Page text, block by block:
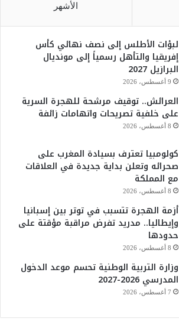
الأشهر
لبؤات الأطلس إلى نصف نهائي كأس
إفريقيا والتأهل رسمياً إلى مونديال
البرازيل 2027
9 أغسطس، 2026
العرائش.. توقيف مرشحة للهجرة السرية
على خلفية تصريحات واتهامات زائفة
8 أغسطس، 2026
كولومبيا تعترف بسيادة المغرب على
صحرائه وتعلن بداية جديدة في العلاقات
مع المملكة
8 أغسطس، 2026
أزمة الهجرة تتسبب في توتر بين إسبانيا
وإيطاليا.. مدريد تفرض مراقبة مؤقتة على
حدودها
8 أغسطس، 2026
وزارة التربية الوطنية تحسم موعد الدخول
المدرسي 2026-2027
7 أغسطس، 2026